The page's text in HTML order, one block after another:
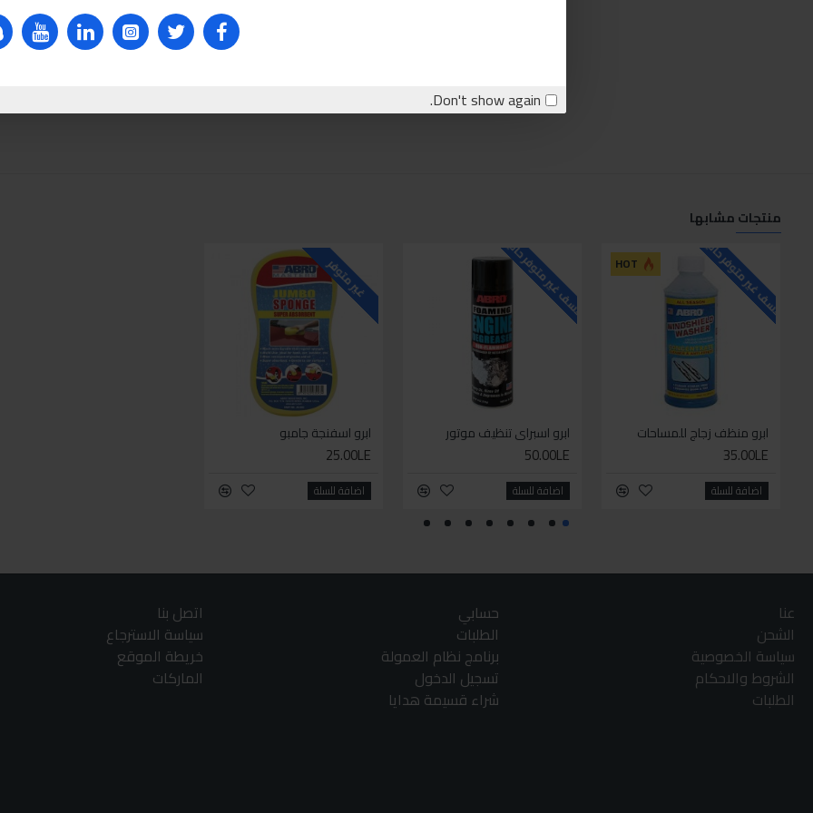
Don't show again.
منتجات مشابها
HOT للاسف غير متوفر حاليا
ابرو منظف زجاج للمساحات
35.00LE
اضافة للسلة
للاسف غير متوفر حاليا
ابرو اسبراي تنظيف موتور
50.00LE
اضافة للسلة
غير متوفر
ابرو اسفنجة جامبو
25.00LE
اضافة للسلة
عنا
الشحن
سياسة الخصوصية
الشروط والاحكام
الطلبات
حسابي
الطلبات
برنامج نظام العمولة
تسجيل الدخول
شراء قسيمة هدايا
اتصل بنا
سياسة الاسترجاع
خريطة الموقع
الماركات